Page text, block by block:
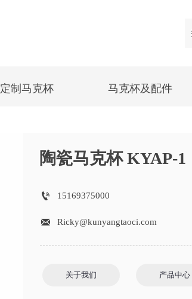
定制马克杯 马克杯及配件
陶瓷马克杯 KYAP-1
 15169375000
 Ricky@kunyangtaoci.com
关于我们 产品中心